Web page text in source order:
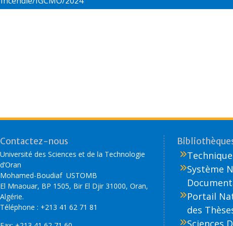
o n
Contactez-nous
Université des Sciences et de la Technologie
d’Oran
Mohamed-Boudiaf USTOMB
El Mnaouar, BP 1505, Bir El Djir 31000, Oran,
Algérie.
Téléphone : +213 41 62 71 81
Système
Portail
des
Sciences